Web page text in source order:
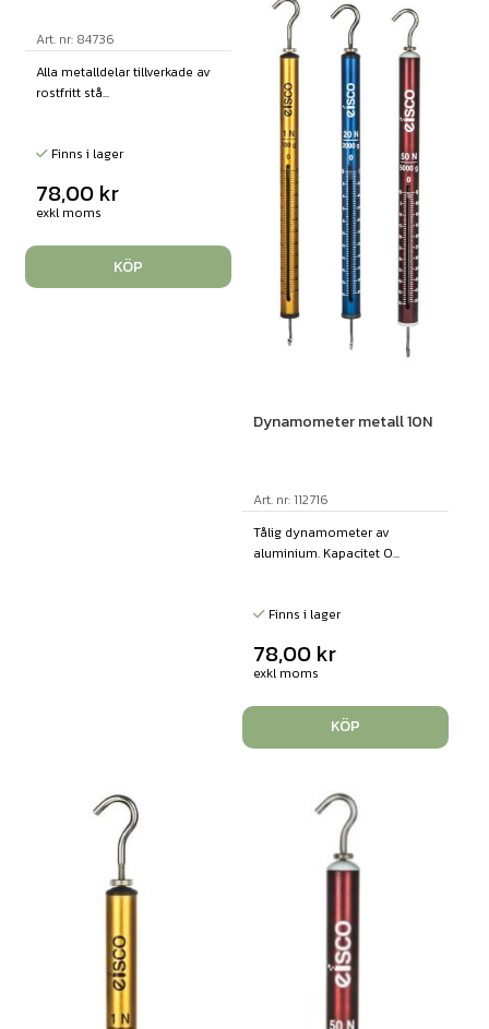
Art. nr: 84736
Alla metalldelar tillverkade av
rostfritt stå...
Finns i lager
78,00 kr
exkl moms
KÖP
Dynamometer metall 10N
Art. nr: 112716
Tålig dynamometer av
aluminium. Kapacitet 0...
Finns i lager
78,00 kr
exkl moms
KÖP